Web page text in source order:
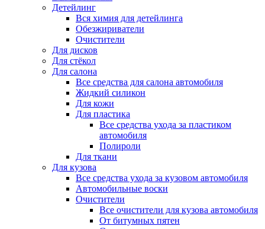
Детейлинг
Вся химия для детейлинга
Обезжириватели
Очистители
Для дисков
Для стёкол
Для салона
Все средства для салона автомобиля
Жидкий силикон
Для кожи
Для пластика
Все средства ухода за пластиком
автомобиля
Полироли
Для ткани
Для кузова
Все средства ухода за кузовом автомобиля
Автомобильные воски
Очистители
Все очистители для кузова автомобиля
От битумных пятен